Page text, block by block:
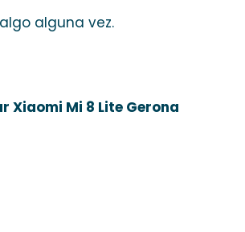
alguna vez.
Xiaomi Mi 8 Lite Gerona